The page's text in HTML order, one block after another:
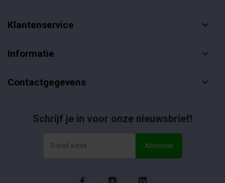
Klantenservice
Informatie
Contactgegevens
Schrijf je in voor onze nieuwsbrief!
Abonneer